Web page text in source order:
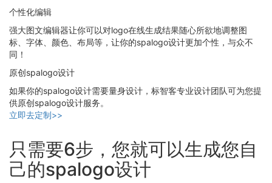
个性化编辑
强大图文编辑器让你可以对logo在线生成结果随心所欲地调整图
标、字体、颜色、布局等，让你的spalogo设计更加个性，与众不
同！
原创spalogo设计
如果你的spalogo设计需要量身设计，标智客专业设计团队可为您提
供原创spalogo设计服务。
立即去定制>>
只需要6步，您就可以生成您自
己的spalogo设计